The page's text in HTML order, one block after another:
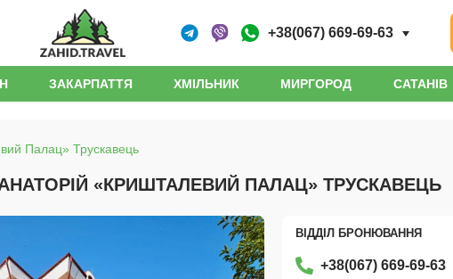
+38(067) 669-69-63
ЗАКАРПАТТЯ ХМІЛЬНИК МИРГОРОД САТАНІВ
«КРИШТАЛЕВИЙ ПАЛАЦ» ТРУСКАВЕЦЬ
Палац» Трускавець
ВІДДІЛ БРОНЮВАННЯ
+38(067) 669-69-63